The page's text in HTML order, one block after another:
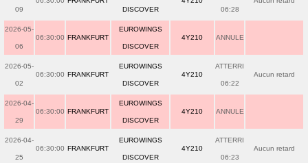
09 DISCOVER 06:28
2026-05-
06
06:30:00 FRANKFURT
EUROWINGS
DISCOVER
4Y210 ANNULE
2026-05-
02
06:30:00 FRANKFURT
EUROWINGS
DISCOVER
4Y210
ATTERRI
06:22
Aucun retard
2026-04-
29
06:30:00 FRANKFURT
EUROWINGS
DISCOVER
4Y210 ANNULE
2026-04-
25
06:30:00 FRANKFURT
EUROWINGS
DISCOVER
4Y210
ATTERRI
06:23
Aucun retard